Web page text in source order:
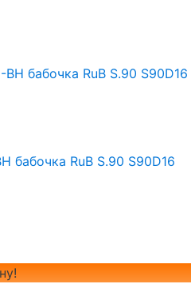
RuB S.90 S90D16